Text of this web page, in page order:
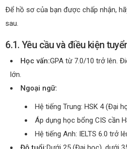
Để hồ sơ của bạn được chấp nhận,
sau.
6.1. Yêu cầu và điều kiện
Học vấn:GPA từ 7.0/10 trở lên.
lớn.
Ngoại ngữ:
Hệ tiếng Trung: HSK 4 (Đại
Áp dụng học bổng CIS cần
Hệ tiếng Anh: IELTS 6.0 trở